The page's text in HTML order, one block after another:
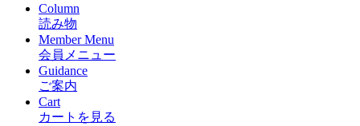
Column
読み物
Member Menu
会員メニュー
Guidance
ご案内
Cart
カートを見る